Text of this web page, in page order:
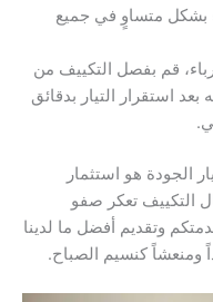
بشكل متساوٍ في جميع
قم بفصل التكييف من
استقرار التيار بدقائق
الجودة هو استثمار
التكييف تعكر صفو
وتقديم أفضل ما لدينا
ومنعشاً كنسيم الصباح.